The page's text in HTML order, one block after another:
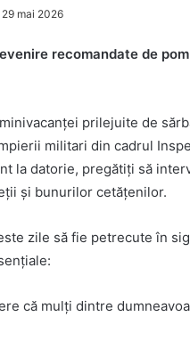
29 mai 2026
recomandate de
prilejuite de
militari din cadrul
la datorie, pregătiți să
și bunurilor cetățenilor.
zile să fie petrecute în
că mulți dintre